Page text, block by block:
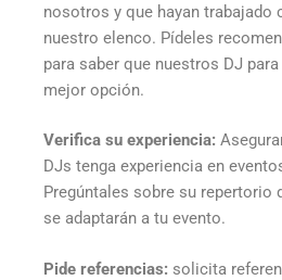
nosotros y que hayan trabajado
nuestro elenco. Pídeles
para saber que nuestros DJ
mejor opción.
Verifica su experiencia:
DJs tenga experiencia en
Pregúntales sobre su repertorio
se adaptarán a tu evento.
Pide referencias: solicita